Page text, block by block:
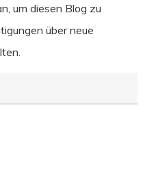
um diesen Blog zu
über neue